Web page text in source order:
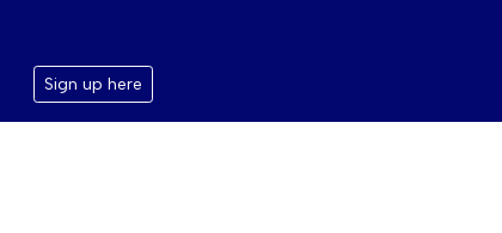
Sign up here